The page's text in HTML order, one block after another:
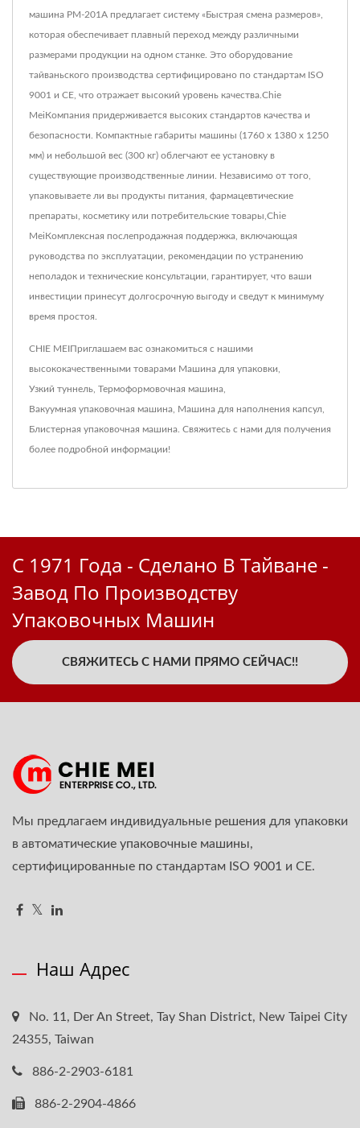
машина PM-201A предлагает систему «Быстрая смена размеров»,
которая обеспечивает плавный переход между различными
размерами продукции на одном станке. Это оборудование
тайваньского производства сертифицировано по стандартам ISO
9001 и CE, что отражает высокий уровень качества.Chie
MeiКомпания придерживается высоких стандартов качества и
безопасности. Компактные габариты машины (1760 x 1380 x 1250
мм) и небольшой вес (300 кг) облегчают ее установку в
существующие производственные линии. Независимо от того,
упаковываете ли вы продукты питания, фармацевтические
препараты, косметику или потребительские товары,Chie
MeiКомплексная послепродажная поддержка, включающая
руководства по эксплуатации, рекомендации по устранению
неполадок и технические консультации, гарантирует, что ваши
инвестиции принесут долгосрочную выгоду и сведут к минимуму
время простоя.
CHIE MEIПриглашаем вас ознакомиться с нашими
высококачественными товарами Машина для упаковки
Узкий туннель Термоформовочная машина
Вакуумная упаковочная машина Машина для наполнения капсул
Блистерная упаковочная машина Свяжитесь с нами для получения
более подробной информации!
С 1971 Года - Сделано В Тайване -
Завод По Производству
Упаковочных Машин
СВЯЖИТЕСЬ С НАМИ ПРЯМО СЕЙЧАС!!
Мы предлагаем индивидуальные решения для упаковки
в автоматические упаковочные машины,
сертифицированные по стандартам ISO 9001 и CE.
Наш Адрес
No. 11, Der An Street, Tay Shan District, New Taipei City
24355, Taiwan
886-2-2903-6181
886-2-2904-4866